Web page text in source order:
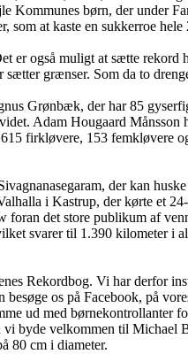
Kommunes børn, der under
at kaste en sukkerroe hele
er også muligt at sætte
sætter grænser. Som da to
Grønbæk, der har 85
Adam Hougaard
firkløvere, 153 femkløvere
der kan
i Kastrup, der kørte et
foran det store publikum af
svarer til 1.390 kilometer
Rekordbog. Vi har derfor
os på Facebook, på
ud med
vi byde velkommen til
80 cm i diameter.